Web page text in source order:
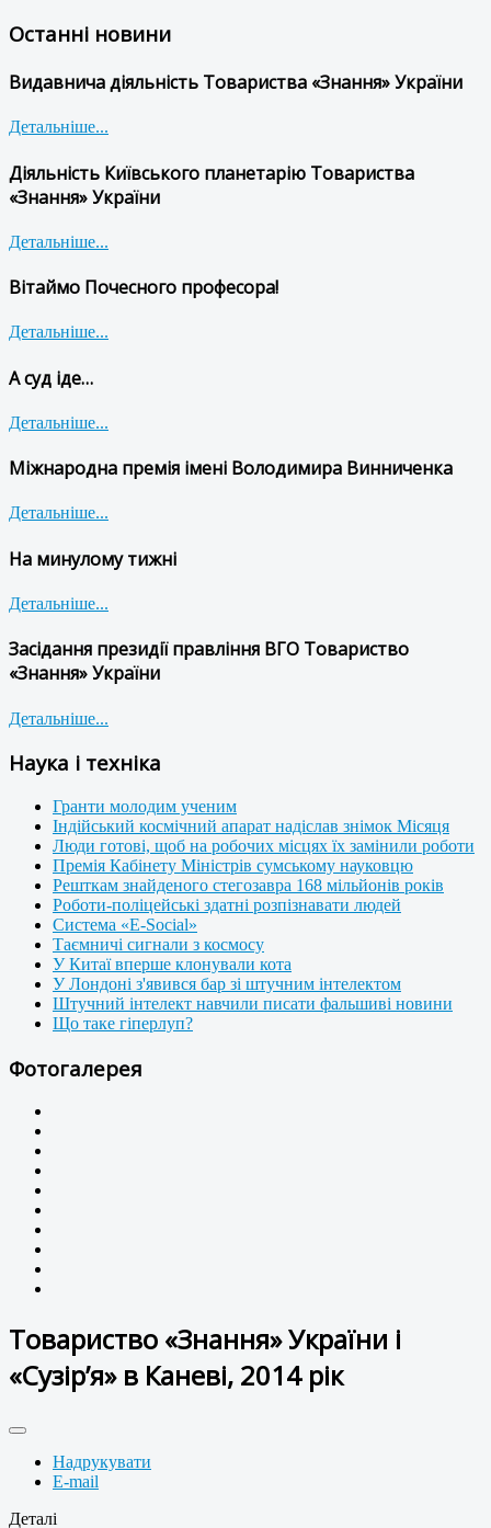
Останні новини
Видавнича діяльність Товариства «Знання» України
Детальніше...
Діяльність Київського планетарію Товариства
«Знання» України
Детальніше...
Вітаймо Почесного професора!
Детальніше...
А суд іде…
Детальніше...
Міжнародна премія імені Володимира Винниченка
Детальніше...
На минулому тижні
Детальніше...
Засідання президії правління ВГО Товариство
«Знання» України
Детальніше...
Наука і техніка
Гранти молодим ученим
Індійський космічний апарат надіслав знімок Місяця
Люди готові, щоб на робочих місцях їх замінили роботи
Премія Кабінету Міністрів сумському науковцю
Решткам знайденого стегозавра 168 мільйонів років
Роботи-поліцейські здатні розпізнавати людей
Система «E-Social»
Таємничі сигнали з космосу
У Китаї вперше клонували кота
У Лондоні з'явився бар зі штучним інтелектом
Штучний інтелект навчили писати фальшиві новини
Що таке гіперлуп?
Фотогалерея
Товариство «Знання» України і
«Сузір’я» в Каневі, 2014 рік
Надрукувати
E-mail
Деталі